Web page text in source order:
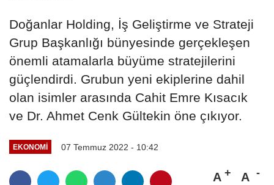
Doğanlar Holding, İş Geliştirme ve Strateji
Grup Başkanlığı bünyesinde gerçekleşen
önemli atamalarla büyüme stratejilerini
güçlendirdi. Grubun yeni ekiplerine dahil
olan isimler arasında Cahit Emre Kısacık
ve Dr. Ahmet Cenk Gültekin öne çıkıyor.
EKONOMI 07 Temmuz 2022 - 10:42
A A